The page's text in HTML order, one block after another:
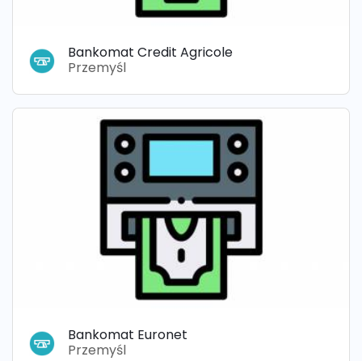
Bankomat Credit Agricole
Przemyśl
Bankomat Euronet
Przemyśl